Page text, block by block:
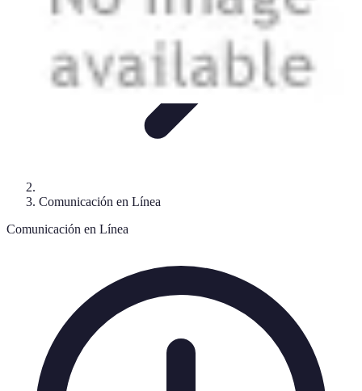
Comunicación en Línea
Comunicación en Línea